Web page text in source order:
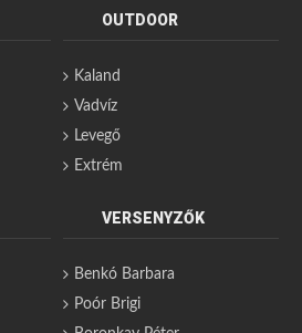
OUTDOOR
Kaland
Vadvíz
Levegő
Extrém
VERSENYZŐK
Benkó Barbara
Poór Brigi